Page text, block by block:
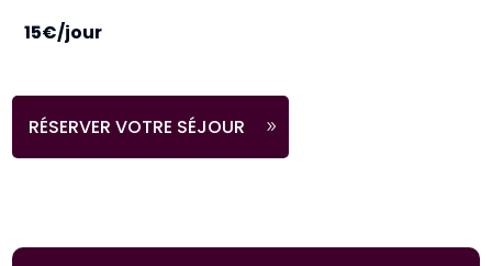
15€/jour
RÉSERVER VOTRE SÉJOUR